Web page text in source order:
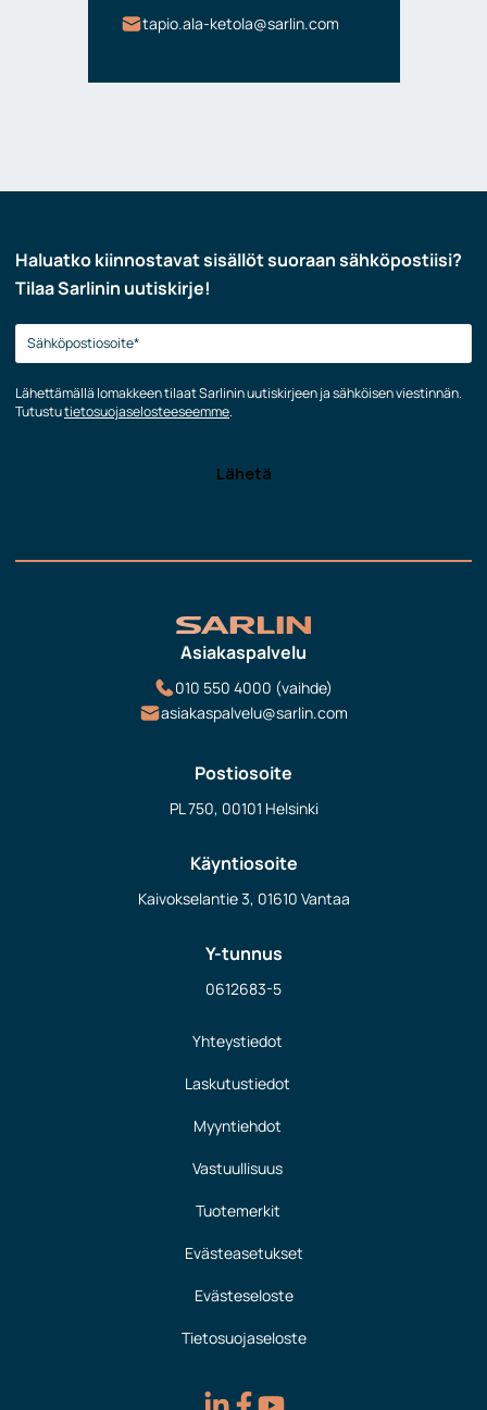
tapio.ala-ketola@sarlin.com
Haluatko kiinnostavat sisällöt suoraan sähköpostiisi?
Tilaa Sarlinin uutiskirje!
Lähettämällä lomakkeen tilaat Sarlinin uutiskirjeen ja sähköisen viestinnän.
Tutustutietosuojaselosteeseemme.
Asiakaspalvelu
010 550 4000 (vaihde)
asiakaspalvelu@sarlin.com
Postiosoite
PL 750, 00101 Helsinki
Käyntiosoite
Kaivokselantie 3, 01610 Vantaa
Y-tunnus
0612683-5
Yhteystiedot
Laskutustiedot
Myyntiehdot
Vastuullisuus
Tuotemerkit
Evästeasetukset
Evästeseloste
Tietosuojaseloste